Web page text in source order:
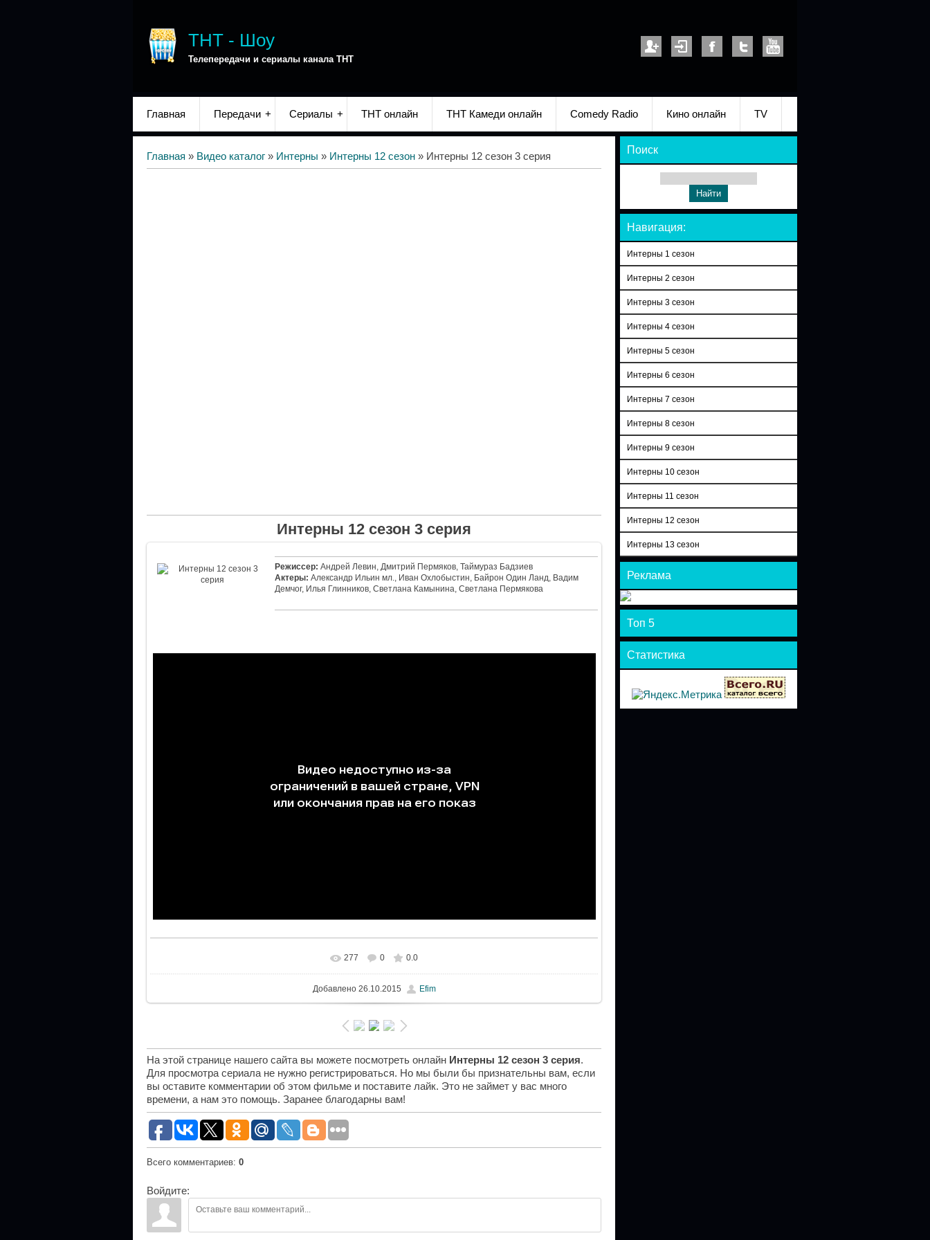
ТНТ - Шоу
Телепередачи и сериалы канала ТНТ
Главная Передачи Сериалы ТНТ онлайн ТНТ Камеди онлайн Comedy Radio Кино онлайн TV
Главная » Видео каталог » Интерны » Интерны 12 сезон » Интерны 12 сезон 3 серия
Интерны 12 сезон 3 серия
Режиссер: Андрей Левин, Дмитрий Пермяков, Таймураз Бадзиев
Актеры: Александр Ильин мл., Иван Охлобыстин, Байрон Один Ланд, Вадим
Демчог, Илья Глинников, Светлана Камынина, Светлана Пермякова
277 0 0.0
Добавлено26.10.2015 Efim
На этой странице нашего сайта вы можете посмотреть онлайн Интерны 12 сезон 3 серия.
Для просмотра сериала не нужно регистрироваться. Но мы были бы признательны вам, если
вы оставите комментарии об этом фильме и поставите лайк. Это не займет у вас много
времени, а нам это помощь. Заранее благодарны вам!
Всего комментариев: 0
Войдите:
Поиск
Навигация:
Интерны 1 сезон
Интерны 2 сезон
Интерны 3 сезон
Интерны 4 сезон
Интерны 5 сезон
Интерны 6 сезон
Интерны 7 сезон
Интерны 8 сезон
Интерны 9 сезон
Интерны 10 сезон
Интерны 11 сезон
Интерны 12 сезон
Интерны 13 сезон
Реклама
Топ 5
Статистика